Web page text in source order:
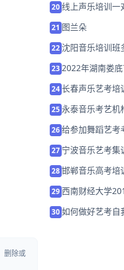
删除或
20线上声乐培训一
21 图兰朵
22沈阳音乐培训班
232022年湖南娄
24长春声乐艺考培
25永泰音乐考艺机
26给参加舞蹈艺考
27 宁波音乐艺考集
28邯郸音乐高考培
29西南财经大学
30如何做好艺考自